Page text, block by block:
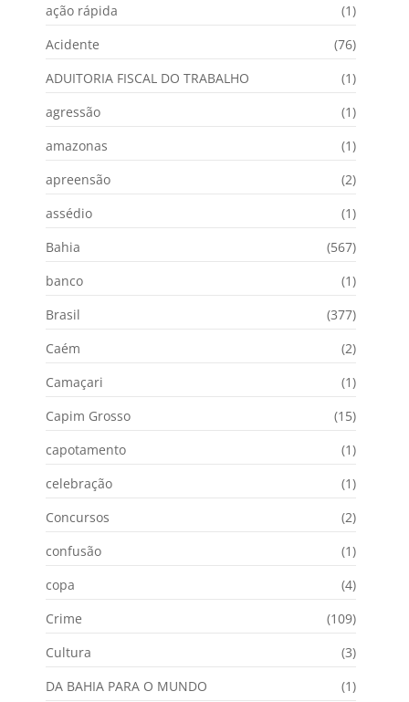
ação rápida
(1)
Acidente
(76)
ADUITORIA FISCAL DO TRABALHO
(1)
agressão
(1)
amazonas
(1)
apreensão
(2)
assédio
(1)
Bahia
(567)
banco
(1)
Brasil
(377)
Caém
(2)
Camaçari
(1)
Capim Grosso
(15)
capotamento
(1)
celebração
(1)
Concursos
(2)
confusão
(1)
copa
(4)
Crime
(109)
Cultura
(3)
DA BAHIA PARA O MUNDO
(1)